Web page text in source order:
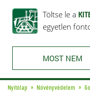
Töltse le a
egyetlen
MOST NEM
Rólunk Ajánlataink Karrier
Nyitólap Növényvédelem